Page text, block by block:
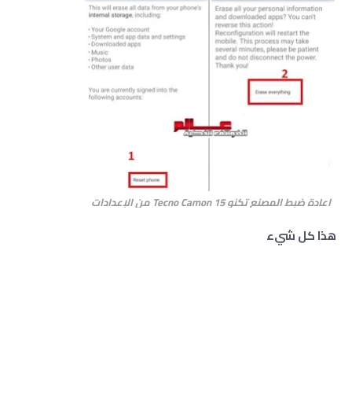
اعادة ضبط المصنع تكنو Tecno Camon 15 من الإعدادات
هذا كل شيء